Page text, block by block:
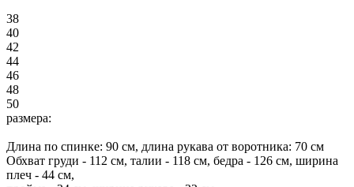
38
40
42
44
46
48
50
размера:
Длина по спинке: 90 см, длина рукава от воротника: 70 см
Обхват груди - 112 см, талии - 118 см, бедра - 126 см, ширина
плеч - 44 см,